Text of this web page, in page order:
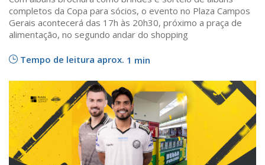
completos da Copa para sócios, o evento no Plaza Campos
Gerais acontecerá das 17h às 20h30, próximo a praça de
alimentação, no segundo andar do shopping
Tempo de leitura aprox. 1 min